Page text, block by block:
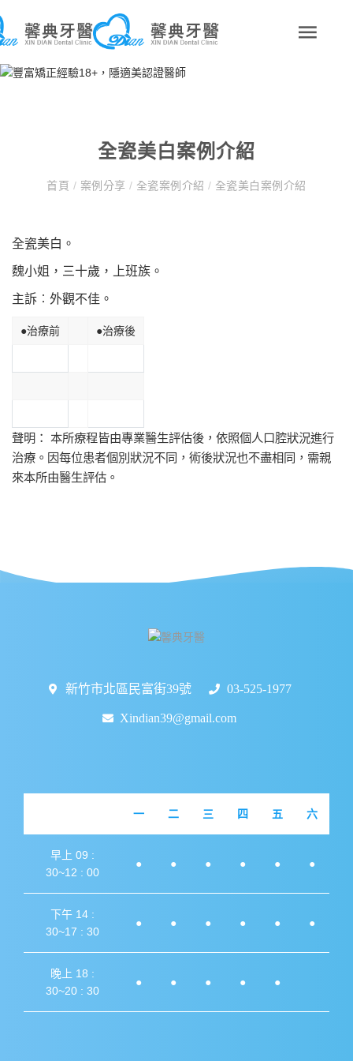
全瓷美白案例介紹
首頁 / 案例分享 / 全瓷案例介紹/ 全瓷美白案例介紹
全瓷美白。
魏小姐，三十歲，上班族。
主訴︰外觀不佳。
●治療前 ●治療後
聲明： 本所療程皆由專業醫生評估後，依照個人口腔狀況進行
治療。因每位患者個別狀況不同，術後狀況也不盡相同，需親
來本所由醫生評估。
新竹市北區民富街39號 03-525-1977
Xindian39@gmail.com
一 二 三 四 五 六
早上 09 :
30~12 : 00
● ● ● ● ● ●
下午 14 :
30~17 : 30
● ● ● ● ● ●
晚上 18 :
30~20 : 30
● ● ● ● ●